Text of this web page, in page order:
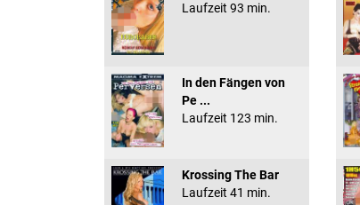
Laufzeit 93 min.
In den Fängen von
Pe ...
Laufzeit 123 min.
Krossing The Bar
Laufzeit 41 min.